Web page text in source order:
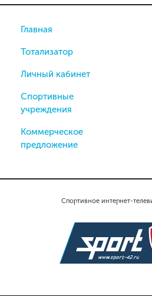
Спортивное интернет-
Главная
Тотализатор
Личный кабинет
Спортивные
учреждения
Коммерческое
предложение